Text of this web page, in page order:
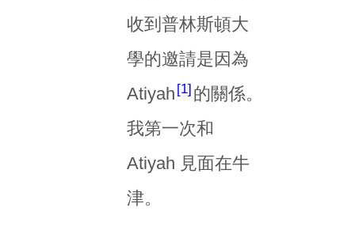
收到普林斯頓大
學的邀請是因為
Atiyah 1
的關係。
我第一次和
Atiyah 見面在牛
津。